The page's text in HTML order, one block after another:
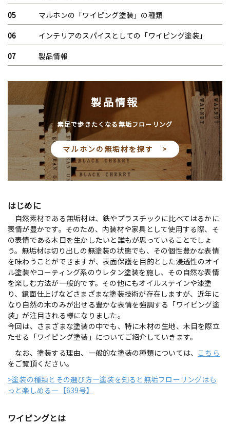
マルホンの「ワイピング塗装」の種類
インテリアのスパイスとしての「ワイピング塗装」
製品情報
製品情報
素足で歩きたくなる無垢フローリング
マルホンの無垢材を探す >
はじめに
自然素材である無垢材は、鉄やプラスチックに比べてはるかに
表情が豊かです。そのため、内装材や家具として使用する際、そ
の表情である木目を生かしたいと誰もが思っていることでしょ
う。無垢材は切り出しの無塗装の状態でも、その個性豊かな表情
を味わうことができますが、表面保護を目的とした浸透性のオイ
ル塗装やコーティング系のウレタン塗装を施し、その自然な表情
を楽しむ方法が一般的です。その他にもオイルステインや漆塗
り、鏡面仕上げなどさまざまな塗装技術が存在しますが、近年に
なり自然の木のみが出せる豊かな表情を強調する「ワイピング塗
装」が注目される様になりました。
今回は、さまざまな塗装の中でも、特に木材の生地、木目を際立
たせる「ワイピング塗装」についてご紹介していきます。
なお、塗装する理由、一般的な塗装の種類については、 こちら
をご覧頂ください。
>塗装の種類とその選び方―塗装を知ると無垢フローリングはも
っと楽しめる―【639号】
ワイピングとは